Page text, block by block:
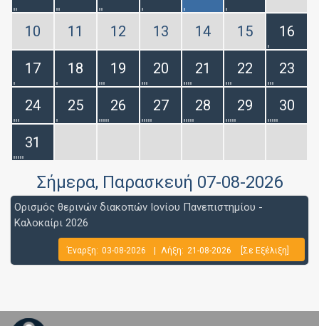
10 11 12 13 14 15 16
17 18 19 20 21 22 23
24 25 26 27 28 29 30
31
Σήμερα, Παρασκευή 07-08-2026
Ορισμός θερινών διακοπών Ιονίου Πανεπιστημίου -
Καλοκαίρι 2026
Έναρξη: 03-08-2026 Λήξη: 21-08-2026 [Σε Εξέλιξη]